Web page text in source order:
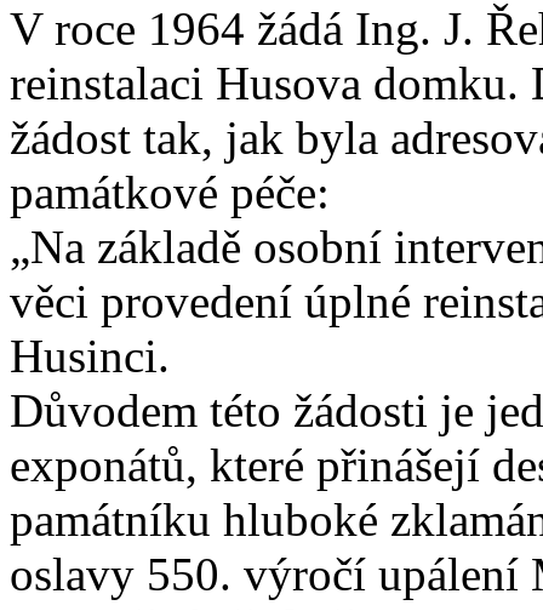
V roce 1964 žádá Ing. J.
reinstalaci Husova domku.
žádost tak, jak byla
památkové péče:
„Na základě osobní
věci provedení úplné
Husinci.
Důvodem této žádosti je
exponátů, které přinášejí
památníku hluboké
oslavy 550. výročí upálení